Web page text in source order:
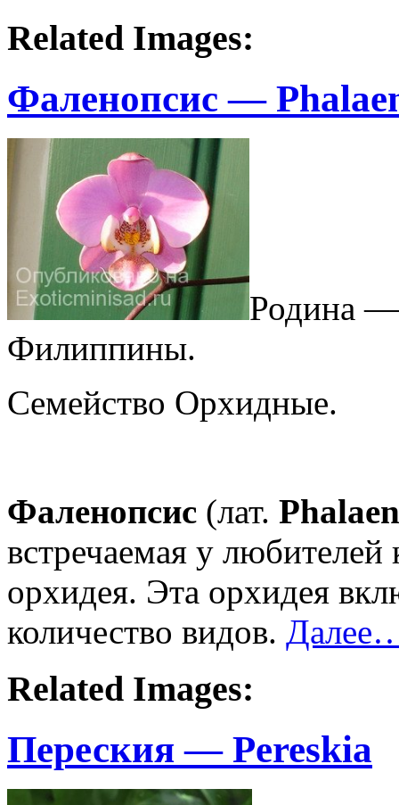
Related Images:
Фаленопсис —
Родина —
Филиппины.
Семейство Орхидные.
Фаленопсис (лат.
встречаемая у
орхидея. Эта орхидея
количество видов.
Related Images:
Переския — Pereskia